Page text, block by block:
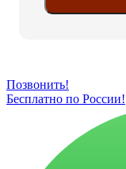
Позвонить!
Бесплатно по России!